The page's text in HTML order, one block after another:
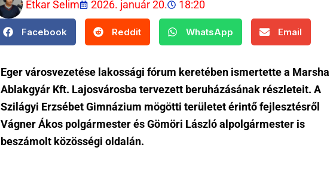
Etkar Selim
2026. január 20. 18:20
Facebook Reddit WhatsApp Email
Eger városvezetése lakossági fórum keretében ismertette a Marshall
Ablakgyár Kft. Lajosvárosba tervezett beruházásának részleteit. A
Szilágyi Erzsébet Gimnázium mögötti területet érintő fejlesztésről
Vágner Ákos polgármester és Gömöri László alpolgármester is
beszámolt közösségi oldalán.